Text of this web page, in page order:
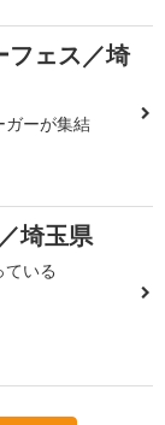
フェス／埼
ガーが集結
埼玉県
いる